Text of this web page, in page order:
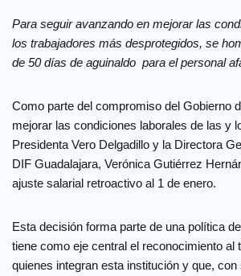
Para seguir avanzando en mejorar las
los trabajadores más desprotegidos, se
de 50 días de aguinaldo para el personal
Como parte del compromiso del Gobierno
mejorar las condiciones laborales de las y
Presidenta Vero Delgadillo y la Directora
DIF Guadalajara, Verónica Gutiérrez
ajuste salarial retroactivo al 1 de enero.
Esta decisión forma parte de una política
tiene como eje central el reconocimiento al
quienes integran esta institución y que, con